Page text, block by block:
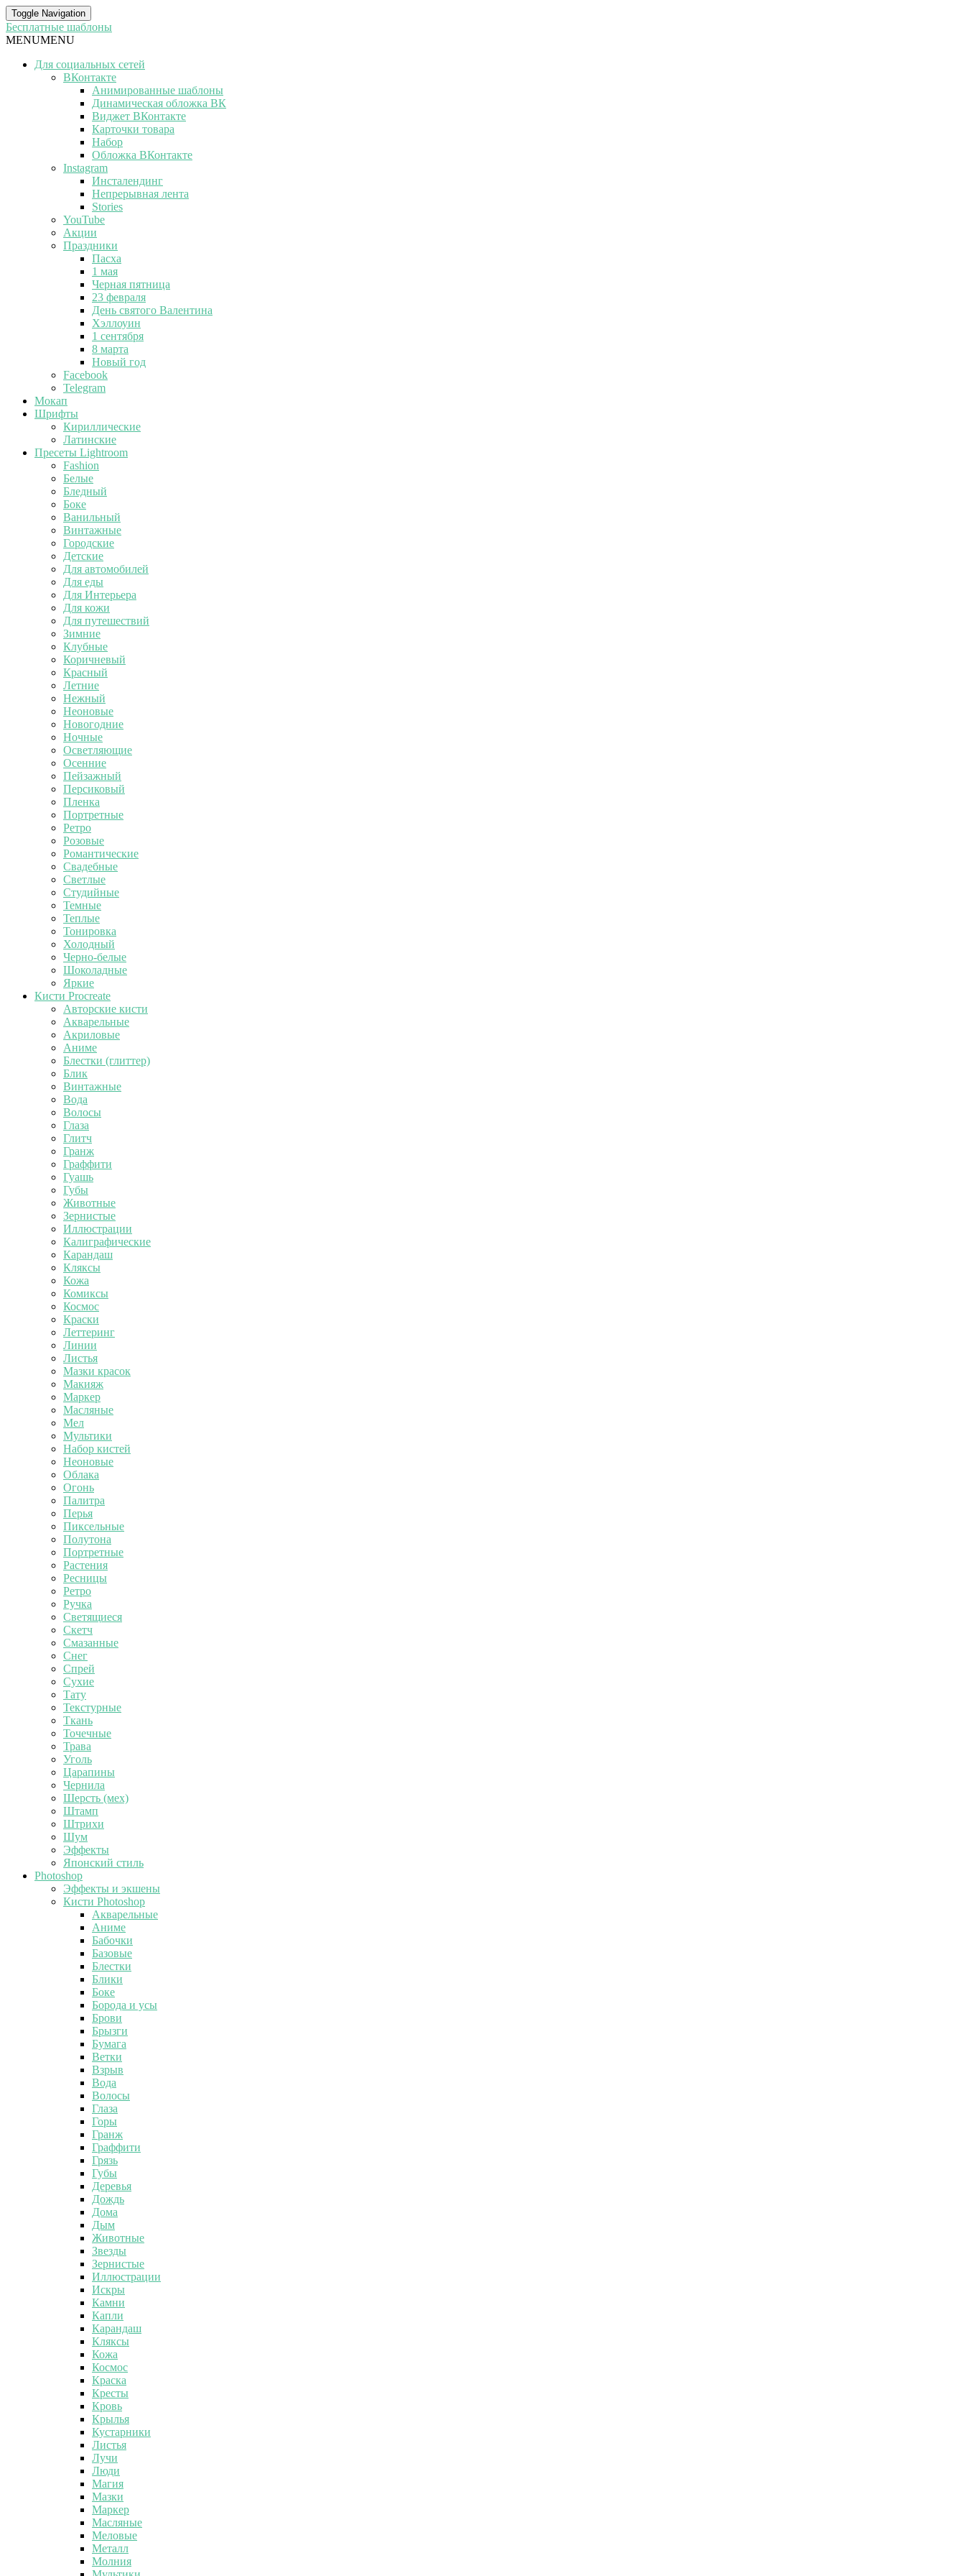
Toggle Navigation
Бесплатные шаблоны
MENUMENU
Для социальных сетей
ВКонтакте
Анимированные шаблоны
Динамическая обложка ВК
Виджет ВКонтакте
Карточки товара
Набор
Обложка ВКонтакте
Instagram
Инсталендинг
Непрерывная лента
Stories
YouTube
Акции
Праздники
Пасха
1 мая
Черная пятница
23 февраля
День святого Валентина
Хэллоуин
1 сентября
8 марта
Новый год
Facebook
Telegram
Мокап
Шрифты
Кириллические
Латинские
Пресеты Lightroom
Fashion
Белые
Бледный
Боке
Ванильный
Винтажные
Городские
Детские
Для автомобилей
Для еды
Для Интерьера
Для кожи
Для путешествий
Зимние
Клубные
Коричневый
Красный
Летние
Нежный
Неоновые
Новогодние
Ночные
Осветляющие
Осенние
Пейзажный
Персиковый
Пленка
Портретные
Ретро
Розовые
Романтические
Свадебные
Светлые
Студийные
Темные
Теплые
Тонировка
Холодный
Черно-белые
Шоколадные
Яркие
Кисти Procreate
Авторские кисти
Акварельные
Акриловые
Аниме
Блестки (глиттер)
Блик
Винтажные
Вода
Волосы
Глаза
Глитч
Гранж
Граффити
Гуашь
Губы
Животные
Зернистые
Иллюстрации
Калиграфические
Карандаш
Кляксы
Кожа
Комиксы
Космос
Краски
Леттеринг
Линии
Листья
Мазки красок
Макияж
Маркер
Масляные
Мел
Мультики
Набор кистей
Неоновые
Облака
Огонь
Палитра
Перья
Пиксельные
Полутона
Портретные
Растения
Ресницы
Ретро
Ручка
Светящиеся
Скетч
Смазанные
Снег
Спрей
Сухие
Тату
Текстурные
Ткань
Точечные
Трава
Уголь
Царапины
Чернила
Шерсть (мех)
Штамп
Штрихи
Шум
Эффекты
Японский стиль
Photoshop
Эффекты и экшены
Кисти Photoshop
Акварельные
Аниме
Бабочки
Базовые
Блестки
Блики
Боке
Борода и усы
Брови
Брызги
Бумага
Ветки
Взрыв
Вода
Волосы
Глаза
Горы
Гранж
Граффити
Грязь
Губы
Деревья
Дождь
Дома
Дым
Животные
Звезды
Зернистые
Иллюстрации
Искры
Камни
Капли
Карандаш
Кляксы
Кожа
Космос
Краска
Кресты
Кровь
Крылья
Кустарники
Листья
Лучи
Люди
Магия
Мазки
Маркер
Масляные
Меловые
Металл
Молния